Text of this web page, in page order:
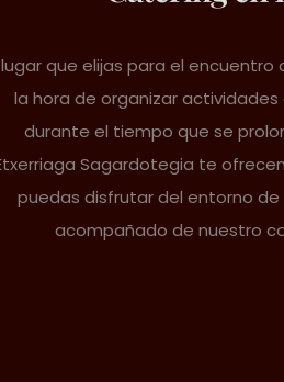
lugar que elijas para el
la hora de organizar
durante el tiempo que se
Sagardotegia te
puedas disfrutar del entorno
acompañado de nuestro